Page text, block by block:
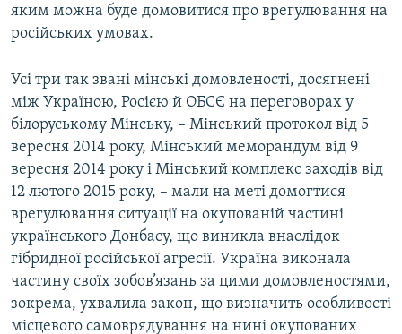
яким можна буде домовитися про врегулювання на
російських умовах.
Усі три так звані мінські домовленості, досягнені
між Україною, Росією й ОБСЄ на переговорах у
білоруському Мінську, – Мінський протокол від 5
вересня 2014 року, Мінський меморандум від 9
вересня 2014 року і Мінський комплекс заходів від
12 лютого 2015 року, – мали на меті домогтися
врегулювання ситуації на окупованій частині
українського Донбасу, що виникла внаслідок
гібридної російської агресії. Україна виконала
частину своїх зобов’язань за цими домовленостями,
зокрема, ухвалила закон, що визначить особливості
місцевого самоврядування на нині окупованих